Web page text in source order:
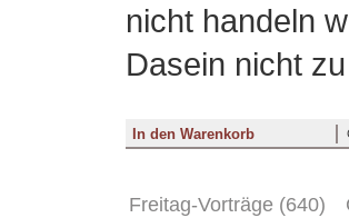
nicht handeln
Dasein nicht
Freitag-Vorträge (640)